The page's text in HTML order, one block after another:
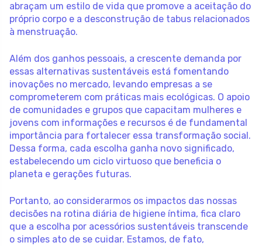
abraçam um estilo de vida que promove a aceitação do
próprio corpo e a desconstrução de tabus relacionados
à menstruação.
Além dos ganhos pessoais, a crescente demanda por
essas alternativas sustentáveis está fomentando
inovações no mercado, levando empresas a se
comprometerem com práticas mais ecológicas. O apoio
de comunidades e grupos que capacitam mulheres e
jovens com informações e recursos é de fundamental
importância para fortalecer essa transformação social.
Dessa forma, cada escolha ganha novo significado,
estabelecendo um ciclo virtuoso que beneficia o
planeta e gerações futuras.
Portanto, ao considerarmos os impactos das nossas
decisões na rotina diária de higiene íntima, fica claro
que a escolha por acessórios sustentáveis transcende
o simples ato de se cuidar. Estamos, de fato,